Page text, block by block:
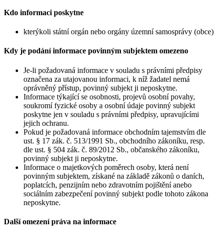
Kdo informaci poskytne
kterýkoli státní orgán nebo orgány územní samosprávy (obce)
Kdy je podání informace povinným subjektem omezeno
Je-li požadovaná informace v souladu s právními předpisy
označena za utajovanou informaci, k níž žadatel nemá
oprávněný přístup, povinný subjekt ji neposkytne.
Informace týkající se osobnosti, projevů osobní povahy,
soukromí fyzické osoby a osobní údaje povinný subjekt
poskytne jen v souladu s právními předpisy, upravujícími
jejich ochranu.
Pokud je požadovaná informace obchodním tajemstvím dle
ust. § 17 zák. č. 513/1991 Sb., obchodního zákoníku, resp.
dle ust. § 504 zák. č. 89/2012 Sb., občanského zákoníku,
povinný subjekt ji neposkytne.
Informace o majetkových poměrech osoby, která není
povinným subjektem, získané na základě zákonů o daních,
poplatcích, penzijním nebo zdravotním pojištění anebo
sociálním zabezpečení povinný subjekt podle tohoto zákona
neposkytne.
Další omezení práva na informace